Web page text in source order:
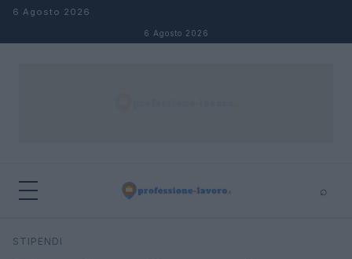
Salta al contenuto
6 Agosto 2026
6 Agosto 2026
⌕
Cerca
STIPENDI